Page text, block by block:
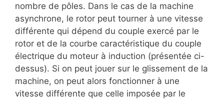
nombre de pôles. Dans le cas de la machine
asynchrone, le rotor peut tourner à une vitesse
différente qui dépend du couple exercé par le
rotor et de la courbe caractéristique du couple
électrique du moteur à induction (présentée ci-
dessus). Si on peut jouer sur le glissement de la
machine, on peut alors fonctionner à une
vitesse différente que celle imposée par le